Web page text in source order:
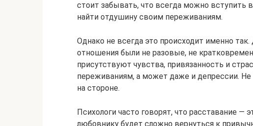
стоит забывать, что всегда можно
найти отдушину своим переживаниям.
Однако не всегда это происходит именно
отношения были не разовые, не
присутствуют чувства, привязанность и
переживаниям, а может даже и депрессии.
на стороне.
Психологи часто говорят, что расставание —
любовнику будет сложно вернуться к